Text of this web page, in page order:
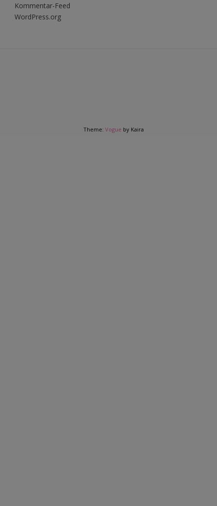
Kommentar-Feed
WordPress.org
Theme: Vogue by Kaira